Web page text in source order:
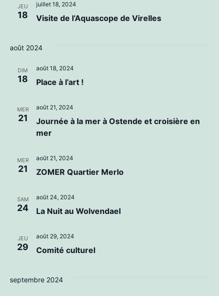
JEU
18 Visite de l’Aquascope de Virelles
juillet 18, 2024
août 2024
DIM
18 Place à l’art !
août 18, 2024
MER
21
Journée à la mer à Ostende et croisière en
mer
août 21, 2024
MER
21 ZOMER Quartier Merlo
août 21, 2024
SAM
24 La Nuit au Wolvendael
août 24, 2024
JEU
29 Comité culturel
août 29, 2024
septembre 2024